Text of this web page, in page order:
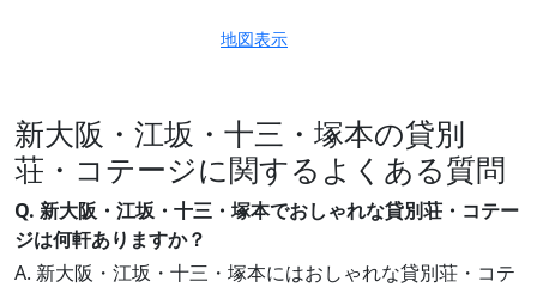
地図表示
新大阪・江坂・十三・塚本の貸別
荘・コテージに関するよくある質問
Q. 新大阪・江坂・十三・塚本でおしゃれな貸別荘・コテー
ジは何軒ありますか？
A. 新大阪・江坂・十三・塚本にはおしゃれな貸別荘・コテ